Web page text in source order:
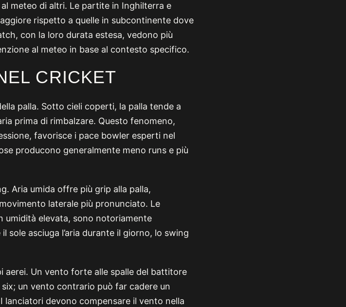
meteo di altri. Le partite in Inghilterra e
rispetto a quelle in subcontinente dove
con la loro durata estesa, vedono più
al meteo in base al contesto specifico.
CRICKET
palla. Sotto cieli coperti, la palla tende a
prima di rimbalzare. Questo fenomeno,
favorisce i pace bowler esperti nel
producono generalmente meno runs e più
Aria umida offre più grip alla palla,
laterale più pronunciato. Le
elevata, sono notoriamente
sole asciuga l’aria durante il giorno, lo swing
aerei. Un vento forte alle spalle del battitore
un vento contrario può far cadere un
lanciatori devono compensare il vento nella